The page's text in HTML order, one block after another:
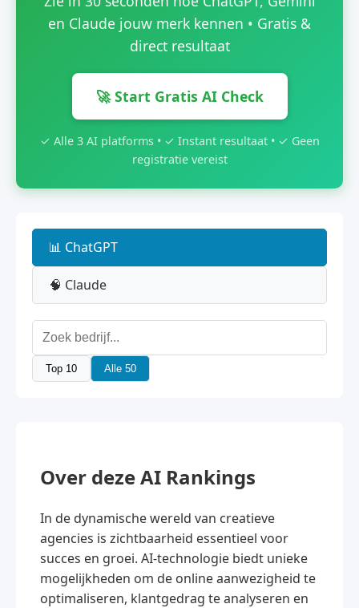
en Claude jouw merk kennen • Gratis &
direct resultaat
🚀 Start Gratis AI Check
✓ Alle 3 AI platforms • ✓ Instant resultaat • ✓ Geen
registratie vereist
📊 ChatGPT
🧠 Claude
Top 10 Alle 50
Over deze AI Rankings
In de dynamische wereld van creatieve
agencies is zichtbaarheid essentieel voor
succes en groei. AI-technologie biedt unieke
mogelijkheden om de online aanwezigheid te
optimaliseren, klantgedrag te analyseren en